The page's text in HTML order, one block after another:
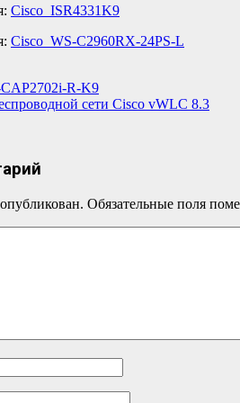
Cisco_ISR4331K9
Cisco_WS-C2960RX-24PS-L
R-K9
сети Cisco vWLC 8.3
Обязательные поля